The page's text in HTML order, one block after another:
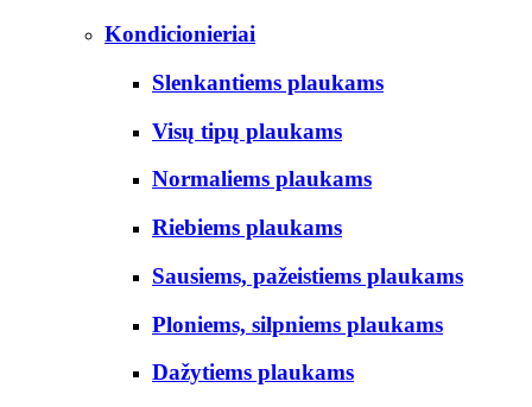
Kondicionieriai
Slenkantiems plaukams
Visų tipų plaukams
Normaliems plaukams
Riebiems plaukams
Sausiems, pažeistiems plaukams
Ploniems, silpniems plaukams
Dažytiems plaukams